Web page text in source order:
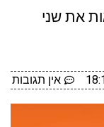
את שני
אין תגובות